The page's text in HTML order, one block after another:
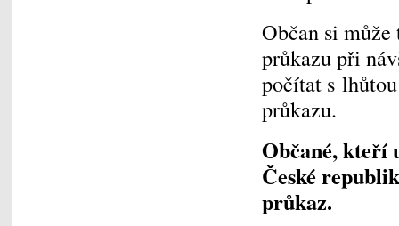
Občan si může
průkazu při
počítat s
průkazu.
Občané, kteří
České
průkaz.